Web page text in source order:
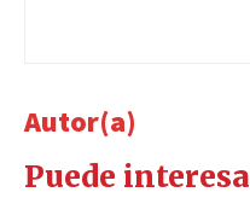
Autor(a)
Puede